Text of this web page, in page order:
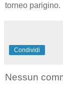
torneo parigino.
Condividi
Nessun